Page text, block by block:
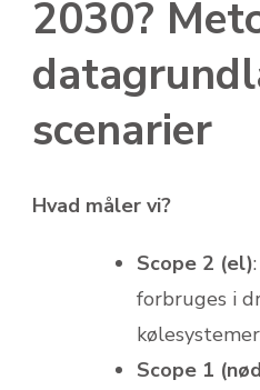
2030?
scenarier
Hvad måler vi?
Scope 2 (el)
forbruges i
Scope 1